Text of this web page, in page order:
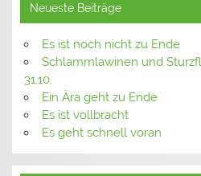
Neueste Beiträge
Es ist noch nicht zu Ende
Schlammlawinen und
31.10.
Ein Ära geht zu Ende
Es ist vollbracht
Es geht schnell voran